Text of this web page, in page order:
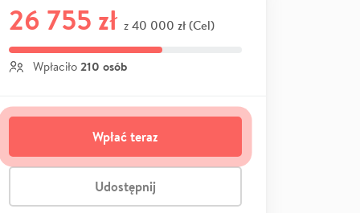
26 755 zł z 40 000 zł (Cel)
Wpłaciło 210 osób
Wpłać teraz
Udostępnij